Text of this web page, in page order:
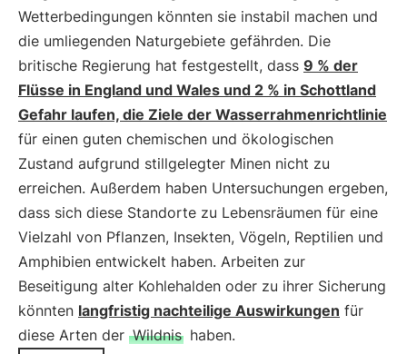
Wetterbedingungen könnten sie instabil machen und
die umliegenden Naturgebiete gefährden. Die
britische Regierung hat festgestellt, dass 9 % der
Flüsse in England und Wales und 2 % in Schottland
Gefahr laufen, die Ziele der Wasserrahmenrichtlinie
für einen guten chemischen und ökologischen
Zustand aufgrund stillgelegter Minen nicht zu
erreichen. Außerdem haben Untersuchungen ergeben,
dass sich diese Standorte zu Lebensräumen für eine
Vielzahl von Pflanzen, Insekten, Vögeln, Reptilien und
Amphibien entwickelt haben. Arbeiten zur
Beseitigung alter Kohlehalden oder zu ihrer Sicherung
könnten langfristig nachteilige Auswirkungen für
diese Arten der Wildnis haben.